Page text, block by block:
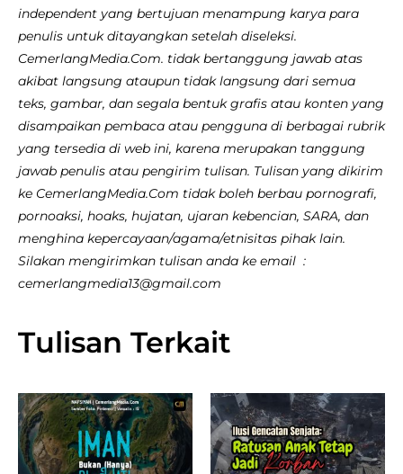
independent yang bertujuan menampung karya para
penulis untuk ditayangkan setelah diseleksi.
CemerlangMedia.Com. tidak bertanggung jawab atas
akibat langsung ataupun tidak langsung dari semua
teks, gambar, dan segala bentuk grafis atau konten yang
disampaikan pembaca atau pengguna di berbagai rubrik
yang tersedia di web ini, karena merupakan tanggung
jawab penulis atau pengirim tulisan. Tulisan yang dikirim
ke CemerlangMedia.Com tidak boleh berbau pornografi,
pornoaksi, hoaks, hujatan, ujaran kebencian, SARA, dan
menghina kepercayaan/agama/etnisitas pihak lain.
Silakan mengirimkan tulisan anda ke email :
cemerlangmedia13@gmail.com
Tulisan Terkait